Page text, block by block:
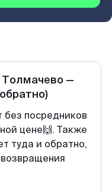
Толмачево—
без посредников
цене🙌. Также
туда и обратно,